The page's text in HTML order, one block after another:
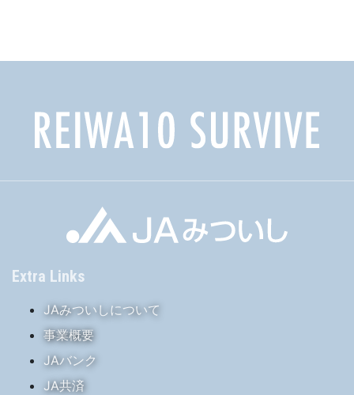
Extra Links
JAみついしについて
事業概要
JAバンク
JA共済